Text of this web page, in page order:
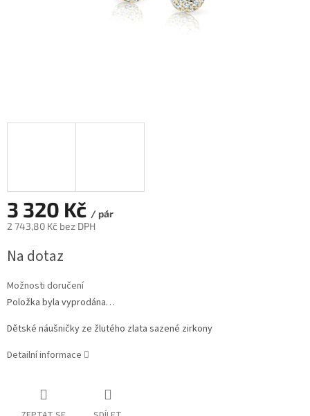
3 320 Kč / pár
2 743,80 Kč bez DPH
cena:
Na dotaz
Možnosti doručení
Položka byla vyprodána…
Dětské náušničky ze žlutého zlata sazené zirkony
Detailní informace